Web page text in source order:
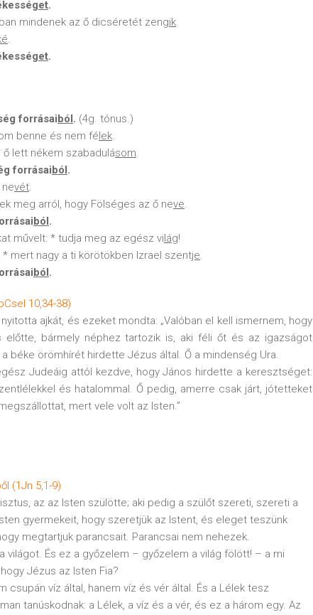
get.
mindenek az ő dicséretét zengik.
.
get.
forrásaiból. (4g. tónus.)
benne és nem félek.
lett nékem szabadulásom.
forrásaiból.
vét.
meg arról, hogy Fölséges az ő neve.
ból.
művelt: * tudja meg az egész világ!
* mert nagy a ti körötökben Izrael szentje.
ból.
10,34-38)
ajkát, és ezeket mondta: „Valóban el kell ismernem, hogy
előtte, bármely néphez tartozik is, aki féli őt és az igazságot
béke örömhírét hirdette Jézus által. Ő a mindenség Ura.
Judeáig attól kezdve, hogy János hirdette a keresztséget:
és hatalommal. Ő pedig, amerre csak járt, jótetteket
mert vele volt az Isten.”
(1Jn 5,1-9)
az az Isten szülötte; aki pedig a szülőt szereti, szereti a
gyermekeit, hogy szeretjük az Istent, és eleget teszünk
megtartjuk parancsait. Parancsai nem nehezek.
világot. És ez a győzelem – győzelem a világ fölött! – a mi
Jézus az Isten Fia?
csupán víz által, hanem víz és vér által. És a Lélek tesz
tanúskodnak: a Lélek, a víz és a vér, és ez a három egy. Az